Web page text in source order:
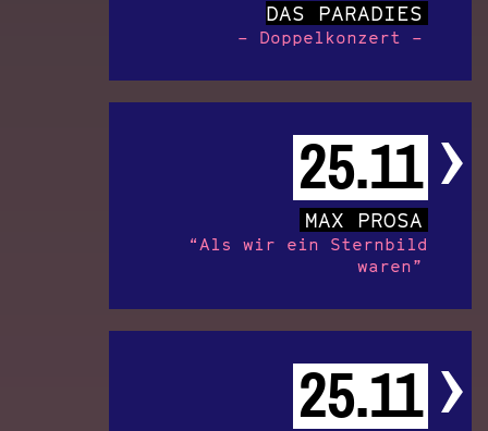
DAS PARADIES
– Doppelkonzert –
25.11
MAX PROSA
“Als wir ein Sternbild
waren”
25.11